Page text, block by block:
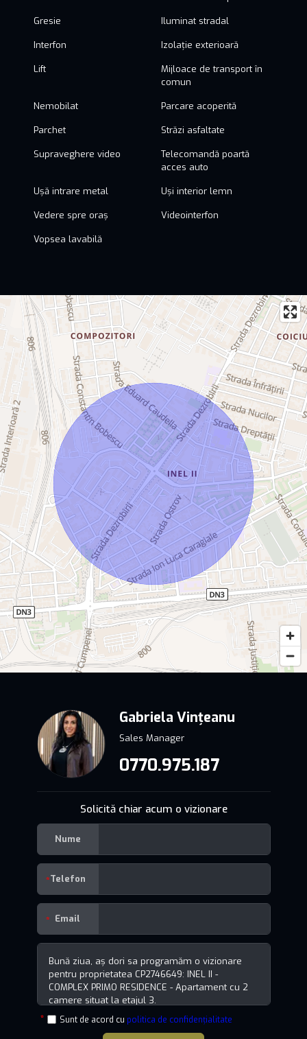
Gresie Iluminat stradal
Interfon Izolație exterioară
Lift
Mijloace de transport în
comun
Nemobilat Parcare acoperită
Parchet Străzi asfaltate
Supraveghere video
Telecomandă poartă
acces auto
Ușă intrare metal Uși interior lemn
Vedere spre oraș Videointerfon
Vopsea lavabilă
Gabriela Vințeanu
Sales Manager
0770.975.187
Solicită chiar acum o vizionare
Nume
Telefon
Email
Sunt de acord cu politica de confidențialitate